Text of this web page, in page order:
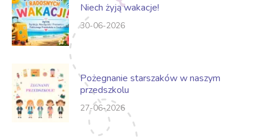
Niech żyją wakacje!
30-06-2026
Pożegnanie starszaków w naszym
przedszkolu
27-06-2026